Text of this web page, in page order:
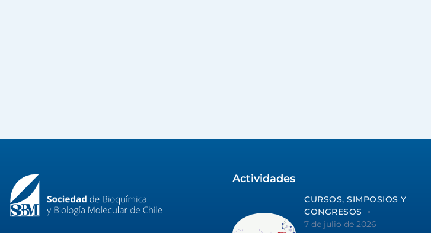
Actividades
CURSOS, SIMPOSIOS Y
CONGRESOS
7 de julio de 2026